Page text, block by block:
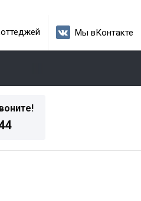
Мы вКонтакте